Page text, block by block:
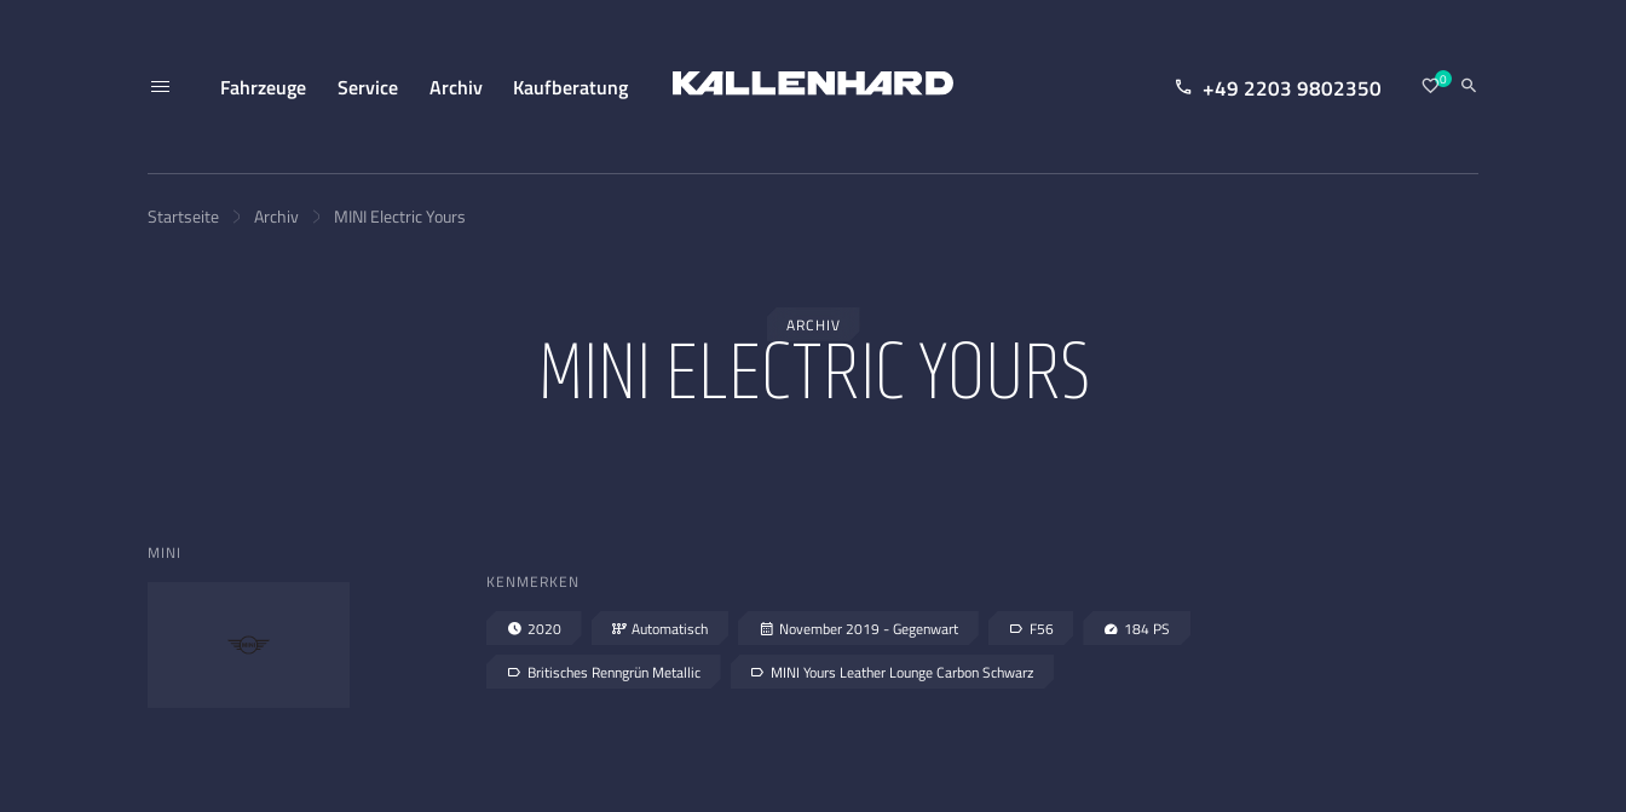
Fahrzeuge Service Archiv Kaufberatung +49 2203 9802350 0
Startseite Archiv MINI Electric Yours
ARCHIV
MINI ELECTRIC YOURS
MINI
KENMERKEN
2020 Automatisch November 2019 - Gegenwart F56 184 PS
Britisches Renngrün Metallic MINI Yours Leather Lounge Carbon Schwarz